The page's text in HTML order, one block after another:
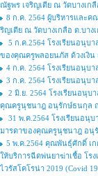
ณัฐพร เจริญเตีย ณ วัดบางเกลื
8 ก.ค. 2564 ผู้บริหารและ
ริญเตีย ณ วัดบางเกลือ ต.บาง
5 ก.ค.2564 โรงเรียนอนุ
ของคุณครูพลอยนภัส ด้วงเงิน
4 ก.ค. 2564 โรงเรียนอนุบ
3 ก.ค. 2564 โรงเรียนอนุบ
2 มิ.ย. 2564 โรงเรียนอนุ
คุณครูนุชนาฎ อนุรักษ์ธนกุล
31 พ.ค.2564 โรงเรียนอ
มารดาของคุณครูนุชนาฎ อนุ
5 พ.ค.2564 คุณพันธ์ุศักดิ์ เ
ให้บริการฉีดพ่นยาฆ่าเชื้อ โร
ไวรัสโคโรน่า 2019 (Covid